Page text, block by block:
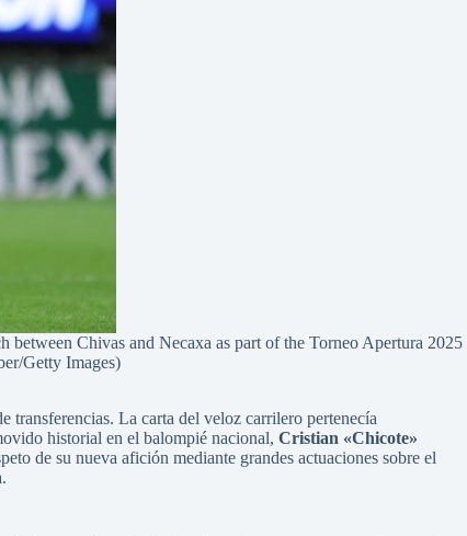
Chivas and Necaxa as part of the Torneo Apertura 2025
Getty Images)
transferencias. La carta del veloz carrilero pertenecía
historial en el balompié nacional, Cristian «Chicote»
de su nueva afición mediante grandes actuaciones sobre el